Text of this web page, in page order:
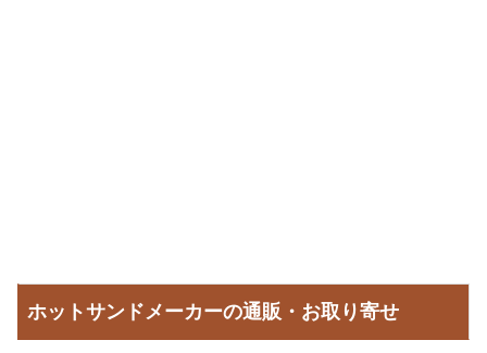
ホットサンドメーカーの通販・お取り寄せ